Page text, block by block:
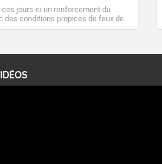
jours-ci un renforcement du
des conditions propices de feux de
que le mistral ? Quelles sont ses
50 km/h et atteindre 80 à 100 km/h
Il parcourt la basse vallée
et envahit le littoral
de la Camargue.